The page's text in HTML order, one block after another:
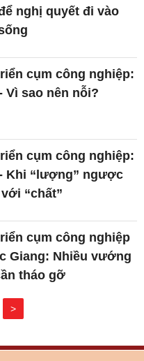
nghị quyết đi vào
cụm công nghiệp:
Vì sao nên nỗi?
cụm công nghiệp:
Khi “lượng” ngược
“chất”
cụm công nghiệp
Giang: Nhiều vướng
tháo gỡ
>